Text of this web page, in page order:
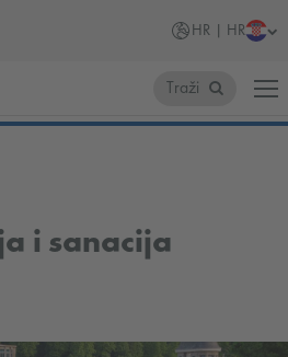
HR | HR
Traži
i sanacija